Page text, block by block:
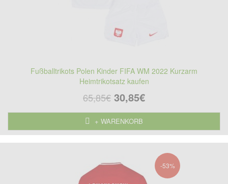
Fußballtrikots Polen Kinder FIFA WM 2022 Kurzarm
Heimtrikotsatz kaufen
65,85€ 30,85€
+ WARENKORB
-53%